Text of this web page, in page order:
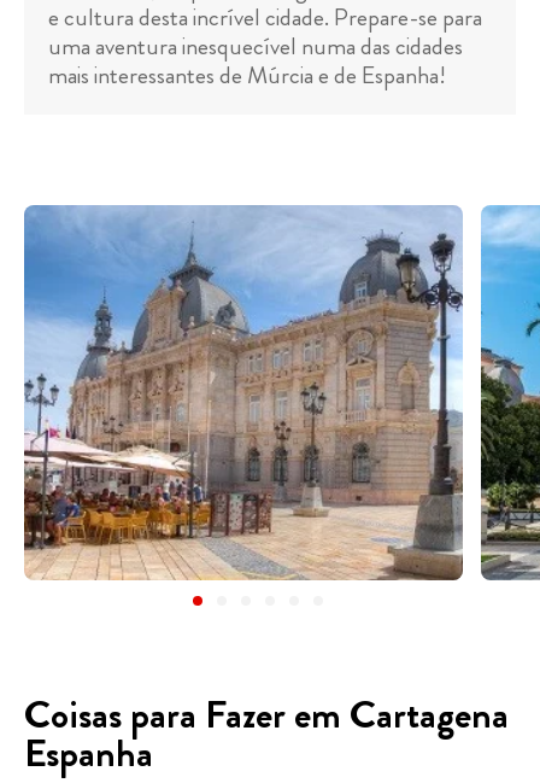
e cultura desta incrível cidade. Prepare-se para
uma aventura inesquecível numa das cidades
mais interessantes de Múrcia e de Espanha!
Coisas para Fazer em Cartagena
Espanha